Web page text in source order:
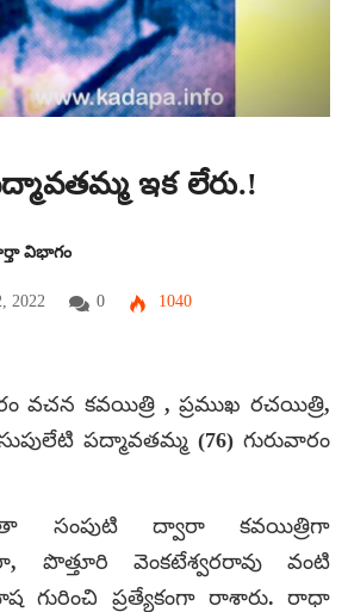
ఇక లేరు.!
విభాగం
2022 0 1040
కవయిత్రి , ప్రముఖ రచయిత్రి,
పద్మావతమ్మ (76) గురువారం
సంపుటి ద్వారా కవయిత్రిగా
పొత్తూరి వెంకటేశ్వరరావు వంటి
గురించి ప్రత్యేకంగా రాశారు. రాధా